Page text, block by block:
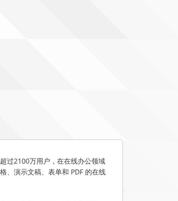
过2100万用户，在在线办公领域
、演示文稿、表单和 PDF 的在线